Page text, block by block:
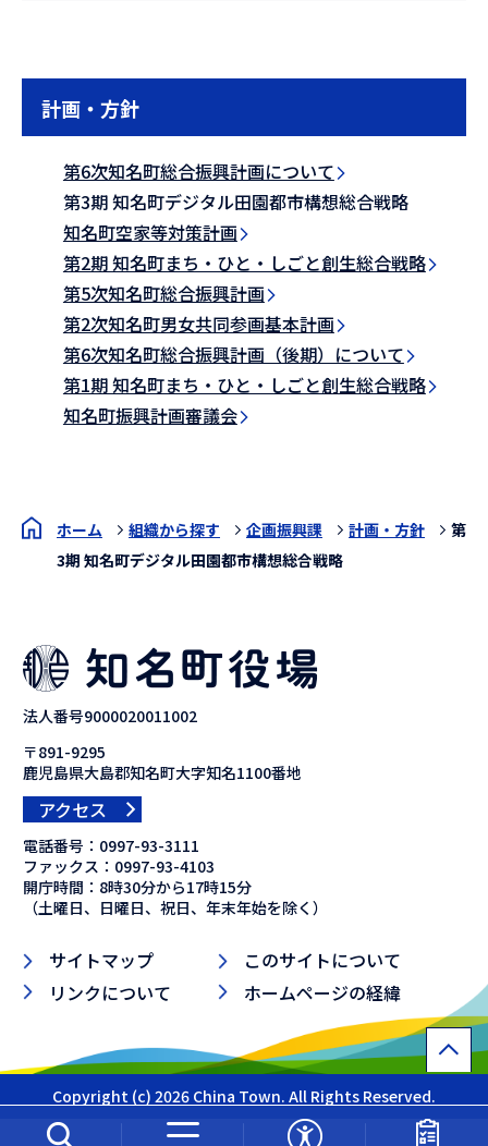
計画・方針
第6次知名町総合振興計画について
第3期 知名町デジタル田園都市構想総合戦略
知名町空家等対策計画
第2期 知名町まち・ひと・しごと創生総合戦略
第5次知名町総合振興計画
第2次知名町男女共同参画基本計画
第6次知名町総合振興計画（後期）について
第1期 知名町まち・ひと・しごと創生総合戦略
知名町振興計画審議会
ホーム 組織から探す 企画振興課 計画・方針
第
3期 知名町デジタル田園都市構想総合戦略
法人番号9000020011002
〒891-9295
鹿児島県大島郡知名町大字知名1100番地
アクセス
電話番号： 0997-93-3111
ファックス： 0997-93-4103
開庁時間：8時30分から17時15分
（土曜日、日曜日、祝日、年末年始を除く）
サイトマップ
このサイトについて
リンクについて
ホームページの経緯
Copyright (c) 2026 China Town. All Rights Reserved.